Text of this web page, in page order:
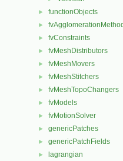
► functionObjects
►
► fvConstraints
► fvMeshDistributors
► fvMeshMovers
► fvMeshStitchers
► fvMeshTopoChangers
► fvModels
► fvMotionSolver
► genericPatches
► genericPatchFields
► lagrangian